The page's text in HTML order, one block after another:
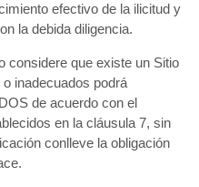
efectivo de la ilicitud y
la debida diligencia.
considere que existe un Sitio
inadecuados podrá
de acuerdo con el
en la cláusula 7, sin
conlleve la obligación